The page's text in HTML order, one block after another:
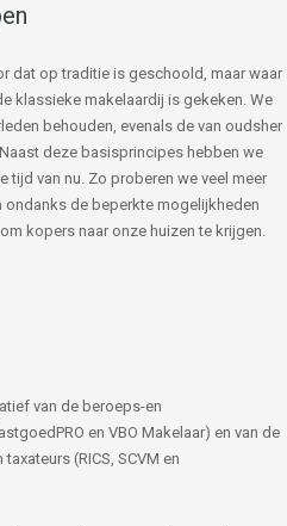
dat op traditie is geschoold, maar waar
klassieke makelaardij is gekeken. We
behouden, evenals de van oudsher
deze basisprincipes hebben we
tijd van nu. Zo proberen we veel meer
ondanks de beperkte mogelijkheden
kopers naar onze huizen te krijgen.
van de beroeps-en
en VBO Makelaar) en van de
(RICS, SCVM en